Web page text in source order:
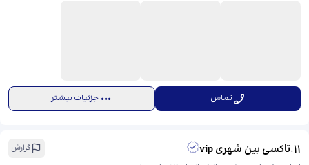
تماس جزئیات بیشتر
11
.تاکسی بین شهری vip
گزارش